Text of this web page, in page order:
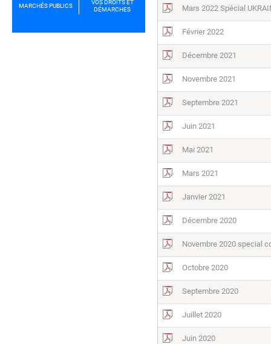
Mars 2022 Spécial
Février 2022
Décembre 2021
Novembre 2021
Septembre 2021
Juin 2021
Mai 2021
Mars 2021
Janvier 2021
Décembre 2020
Novembre 2020 special
Octobre 2020
Septembre 2020
Juillet 2020
Juin 2020
MARCHÉS PUBLICS
VOS DROITS ET
DÉMARCHES